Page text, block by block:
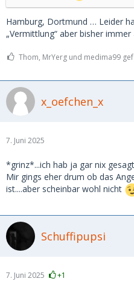
Hamburg, Dortmund … Leider
„Vermittlung“ aber bisher
Thom, MrYerg und medima99
x_oefchen_x
7. Juni 2025
*grinz*...ich hab ja gar nix
Mir gings eher drum ob das
ist....aber scheinbar wohl nicht
Schuffipupsi
7. Juni 2025 +1